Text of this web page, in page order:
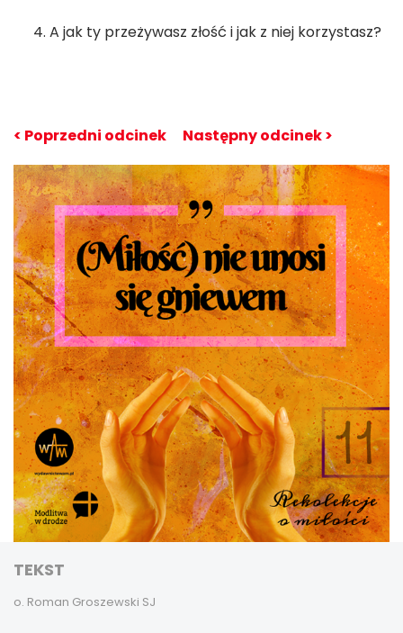
A jak ty przeżywasz złość i jak z niej korzystasz?
< Poprzedni odcinek Następny odcinek >
TEKST
o. Roman Groszewski SJ